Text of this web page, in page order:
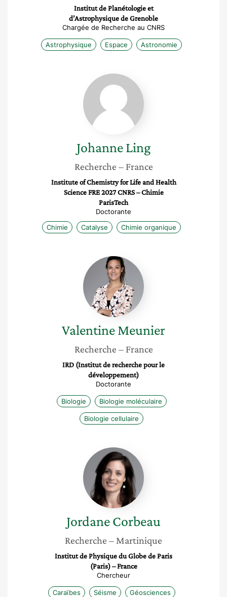
Institut de Planétologie et
d’Astrophysique de Grenoble
Chargée de Recherche au CNRS
Astrophysique Espace Astronomie
Johanne
Ling
Johanne Ling
Recherche – France
Institute of Chemistry for Life and Health
Science FRE 2027 CNRS – Chimie
ParisTech
Doctorante
Chimie
Catalyse Chimie organique
Valentine
Meunier
ValentineMeunier
Recherche – France
IRD (Institut de recherche pour le
développement)
Doctorante
Biologie Biologie moléculaire
Biologie cellulaire
Jordane
Corbeau
JordaneCorbeau
Recherche – Martinique
Institut de Physique du Globe de Paris
(Paris) – France
Chercheur
Caraïbes Séisme Géosciences